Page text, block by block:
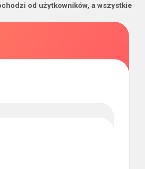
od użytkowników, a wszystkie